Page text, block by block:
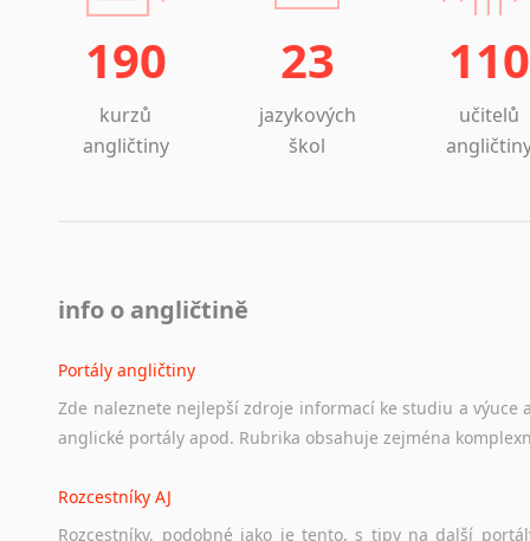
190
kurzů
angličtiny
23
jazykových
škol
110
učitelů
info o angličtině
Portály angličtiny
Zde naleznete nejlepší zdroje informací ke studiu a výuce
anglické portály apod. Rubrika obsahuje zejména
Rozcestníky AJ
Rozcestníky, podobné jako je tento, s tipy na další